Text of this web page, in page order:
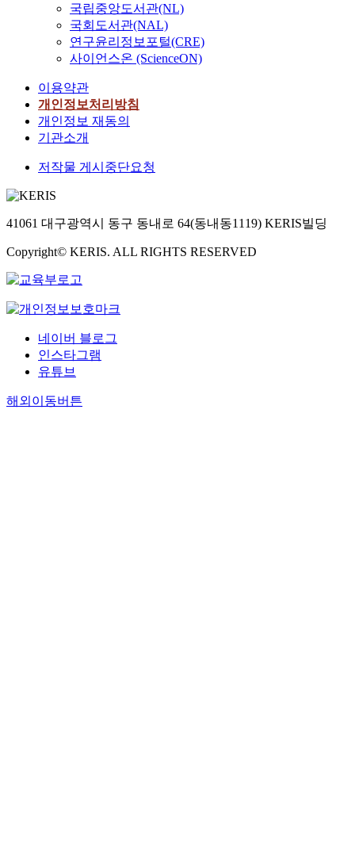
국립중앙도서관(NL)
국회도서관(NAL)
연구윤리정보포털(CRE)
사이언스온 (ScienceON)
이용약관
개인정보처리방침
개인정보 재동의
기관소개
저작물 게시중단요청
41061 대구광역시 동구 동내로 64(동내동1119) KERIS빌딩
Copyright© KERIS. ALL RIGHTS RESERVED
네이버 블로그
인스타그램
유튜브
해외이동버튼